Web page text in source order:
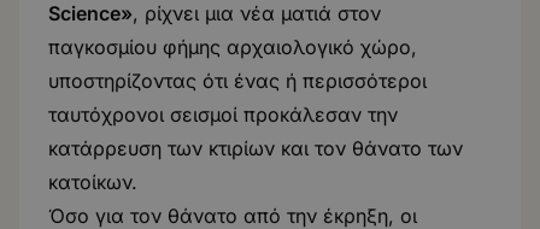
Science», ρίχνει μια νέα ματιά στον
παγκοσμίου φήμης αρχαιολογικό χώρο,
υποστηρίζοντας ότι ένας ή περισσότεροι
ταυτόχρονοι σεισμοί προκάλεσαν την
κατάρρευση των κτιρίων και τον θάνατο των
κατοίκων.
Όσο για τον θάνατο από την έκρηξη, οι